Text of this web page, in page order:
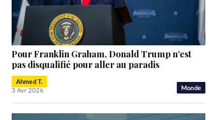
Monde
Pour Franklin Graham, Donald Trump n’est
pas disqualifié pour aller au paradis
Ahmed T.
3 Avr 2026